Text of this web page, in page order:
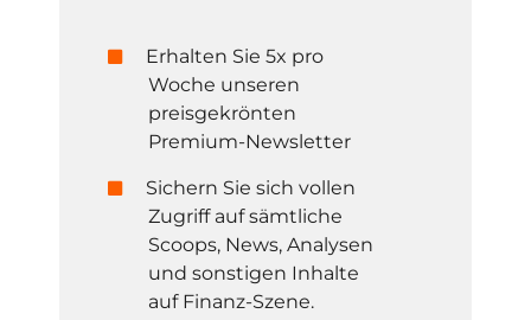
Erhalten Sie 5x pro
Woche unseren
preisgekrönten
Premium-Newsletter
Sichern Sie sich vollen
Zugriff auf sämtliche
Scoops, News, Analysen
und sonstigen Inhalte
auf Finanz-Szene.